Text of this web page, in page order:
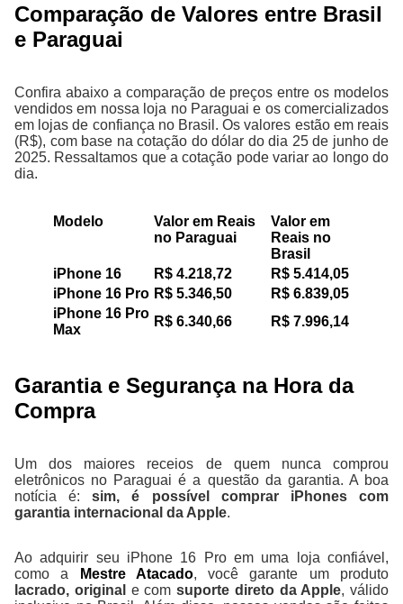
Comparação de Valores entre Brasil
e Paraguai
Confira abaixo a comparação de preços entre os modelos
vendidos em nossa loja no Paraguai e os comercializados
em lojas de confiança no Brasil. Os valores estão em reais
(R$), com base na cotação do dólar do dia 25 de junho de
2025. Ressaltamos que a cotação pode variar ao longo do
dia.
Modelo
Valor em Reais
no Paraguai
Valor em
Reais no
Brasil
iPhone 16
R$ 4.218,72
R$ 5.414,05
iPhone 16 Pro R$ 5.346,50
R$ 6.839,05
iPhone 16 Pro
Max
R$ 6.340,66 R$ 7.996,14
Garantia e Segurança na Hora da
Compra
Um dos maiores receios de quem nunca comprou
eletrônicos no Paraguai é a questão da garantia. A boa
notícia é:sim, é possível comprar iPhones com
garantia internacional da Apple.
Ao adquirir seu iPhone 16 Pro em uma loja confiável,
como a
Mestre Atacado, você garante um produto
lacrado, original e com suporte direto da Apple, válido